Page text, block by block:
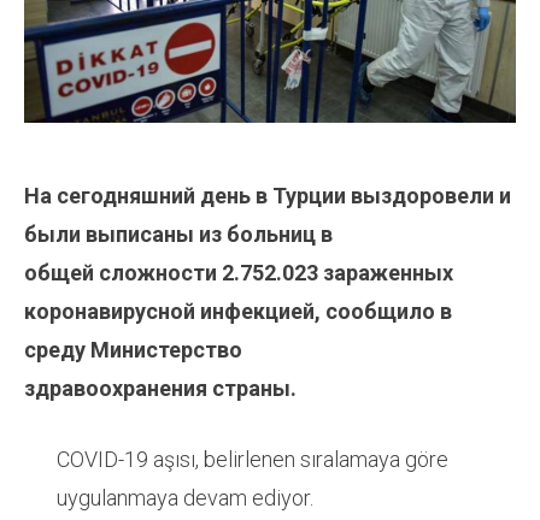
На сегодняшний день в Турции выздоровели и
были выписаны из больниц в
общей сложности 2.752.023 зараженных
коронавирусной инфекцией, сообщило в
среду Министерство
здравоохранения страны.
COVID-19 aşısı, belirlenen sıralamaya göre
uygulanmaya devam ediyor.